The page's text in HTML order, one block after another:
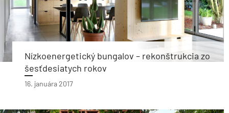
Nízkoenergetický bungalov – rekonštrukcia zo
šesťdesiatych rokov
16. januára 2017